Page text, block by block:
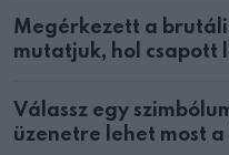
Megérkezett a
mutatjuk, hol csapott
Válassz egy
üzenetre lehet most